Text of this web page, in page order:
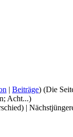
| Beiträge) (Die
Acht...)
|